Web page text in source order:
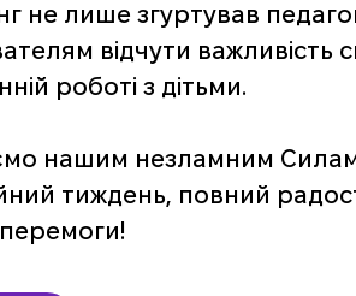
не лише згуртував
відчути важливість
роботі з дітьми.
нашим незламним
тиждень, повний